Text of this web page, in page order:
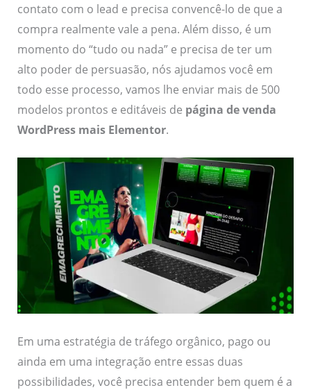
contato com o lead e precisa convencê-lo de que a
compra realmente vale a pena. Além disso, é um
momento do “tudo ou nada” e precisa de ter um
alto poder de persuasão, nós ajudamos você em
todo esse processo, vamos lhe enviar mais de 500
modelos prontos e editáveis de página de venda
WordPress mais Elementor.
Em uma estratégia de tráfego orgânico, pago ou
ainda em uma integração entre essas duas
possibilidades, você precisa entender bem quem é a